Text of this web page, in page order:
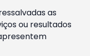
as
ou resultados